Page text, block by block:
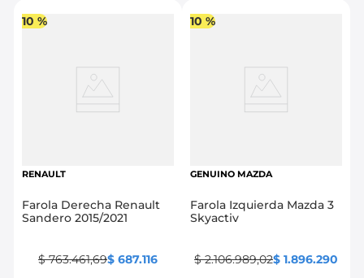
10 %
RENAULT
Farola Derecha Renault
Sandero 2015/2021
$ 763.461,69$ 687.116
10 %
GENUINO MAZDA
Farola Izquierda Mazda 3
Skyactiv
$ 2.106.989,02$ 1.896.290